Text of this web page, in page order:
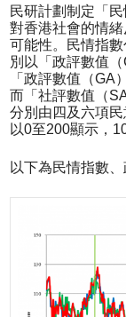
民研計劃制定「
對香港社會的情
可能性。民情指
別以「政評數值
「政評數值（GA
而「社評數值（
分別由四及六項
以0至200顯示，
以下為民情指數